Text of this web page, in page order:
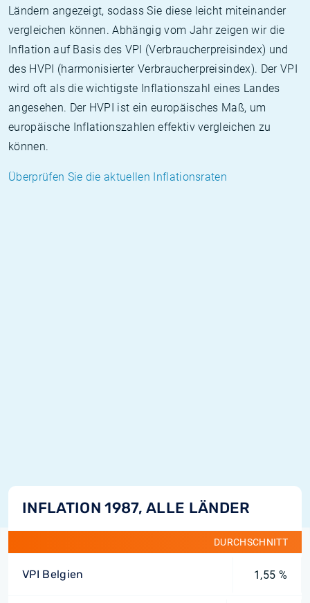
Ländern angezeigt, sodass Sie diese leicht miteinander
vergleichen können. Abhängig vom Jahr zeigen wir die
Inflation auf Basis des VPI (Verbraucherpreisindex) und
des HVPI (harmonisierter Verbraucherpreisindex). Der VPI
wird oft als die wichtigste Inflationszahl eines Landes
angesehen. Der HVPI ist ein europäisches Maß, um
europäische Inflationszahlen effektiv vergleichen zu
können.
Überprüfen Sie die aktuellen Inflationsraten
INFLATION 1987, ALLE LÄNDER
DURCHSCHNITT
VPI Belgien 1,55 %